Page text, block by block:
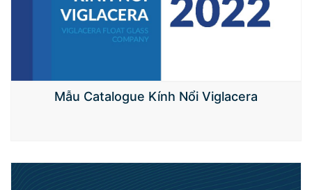
Mẫu Catalogue Kính Nổi Viglacera